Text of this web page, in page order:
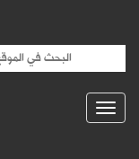
Toggle
navigation